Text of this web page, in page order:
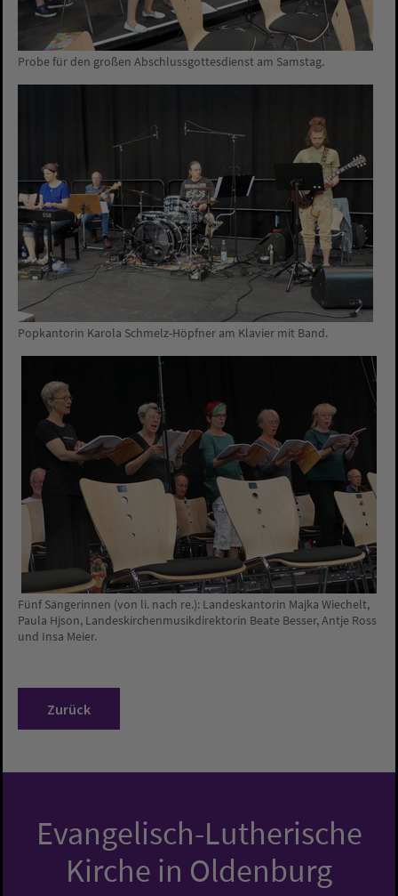
Probe für den großen Abschlussgottesdienst am Samstag.
Popkantorin Karola Schmelz-Höpfner am Klavier mit Band.
Fünf Sängerinnen (von li. nach re.): Landeskantorin Majka Wiechelt,
Paula Hjson, Landeskirchenmusikdirektorin Beate Besser, Antje Ross
und Insa Meier.
Zurück
Evangelisch-Lutherische
Kirche in Oldenburg